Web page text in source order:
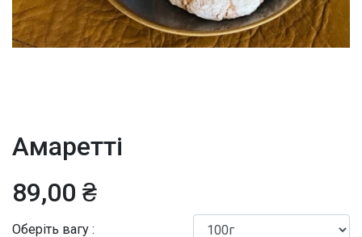
Амаретті
89,00 ₴
Оберіть вагу :